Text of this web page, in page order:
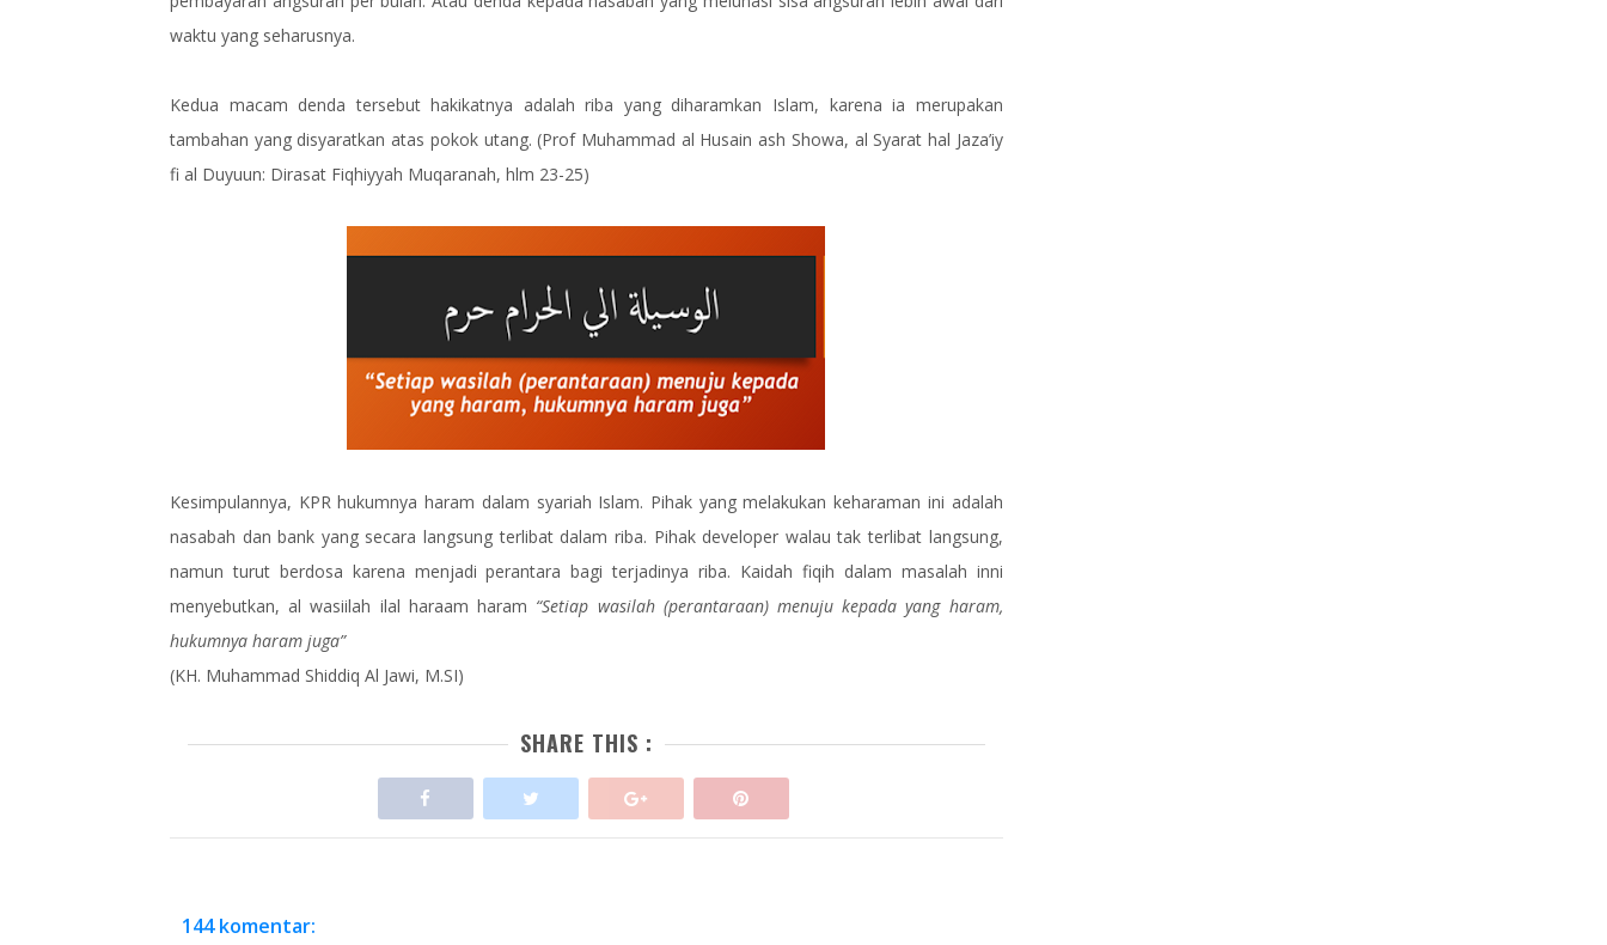
waktu yang seharusnya.
Kedua macam denda tersebut hakikatnya adalah riba yang diharamkan Islam, karena ia merupakan
tambahan yang disyaratkan atas pokok utang. (Prof Muhammad al Husain ash Showa, al Syarat hal Jaza’iy
fi al Duyuun: Dirasat Fiqhiyyah Muqaranah, hlm 23-25)
Kesimpulannya, KPR hukumnya haram dalam syariah Islam. Pihak yang melakukan keharaman ini adalah
nasabah dan bank yang secara langsung terlibat dalam riba. Pihak developer walau tak terlibat langsung,
namun turut berdosa karena menjadi perantara bagi terjadinya riba. Kaidah fiqih dalam masalah inni
menyebutkan, al wasiilah ilal haraam haram “Setiap wasilah (perantaraan) menuju kepada yang haram,
hukumnya haram juga”
(KH. Muhammad Shiddiq Al Jawi, M.SI)
SHARE THIS :
144 komentar: